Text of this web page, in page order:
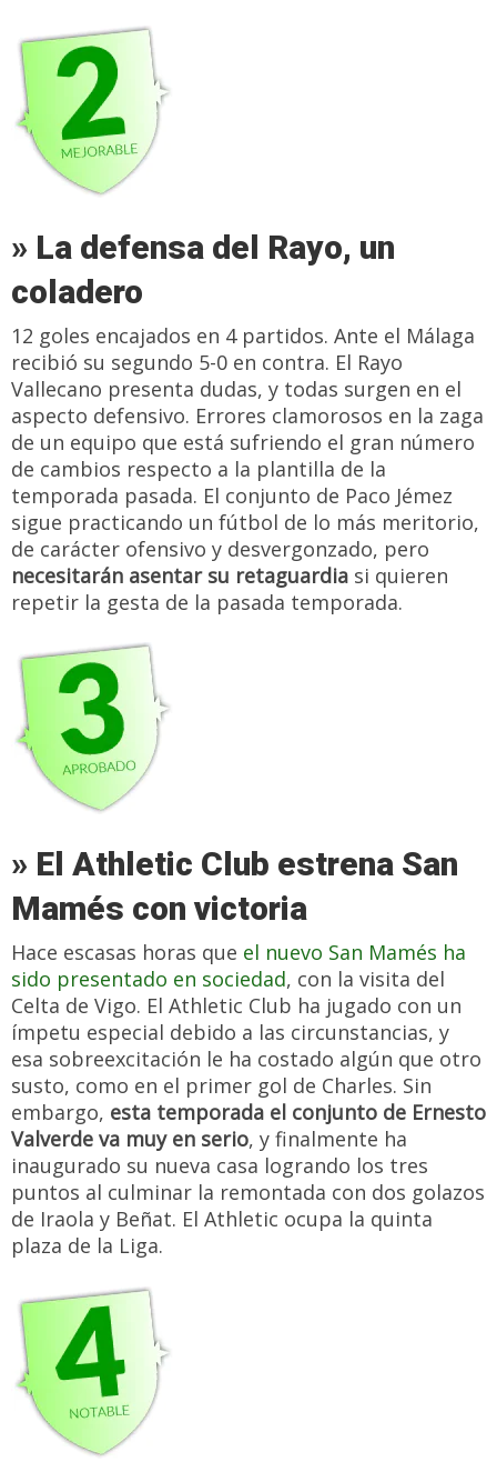
» La defensa del Rayo, un
coladero
12 goles encajados en 4 partidos. Ante el Málaga
recibió su segundo 5-0 en contra. El Rayo
Vallecano presenta dudas, y todas surgen en el
aspecto defensivo. Errores clamorosos en la zaga
de un equipo que está sufriendo el gran número
de cambios respecto a la plantilla de la
temporada pasada. El conjunto de Paco Jémez
sigue practicando un fútbol de lo más meritorio,
de carácter ofensivo y desvergonzado, pero
necesitarán asentar su retaguardia si quieren
repetir la gesta de la pasada temporada.
» El Athletic Club estrena San
Mamés con victoria
Hace escasas horas que el nuevo San Mamés ha
sido presentado en sociedad, con la visita del
Celta de Vigo. El Athletic Club ha jugado con un
ímpetu especial debido a las circunstancias, y
esa sobreexcitación le ha costado algún que otro
susto, como en el primer gol de Charles. Sin
embargo, esta temporada el conjunto de Ernesto
Valverde va muy en serio, y finalmente ha
inaugurado su nueva casa logrando los tres
puntos al culminar la remontada con dos golazos
de Iraola y Beñat. El Athletic ocupa la quinta
plaza de la Liga.